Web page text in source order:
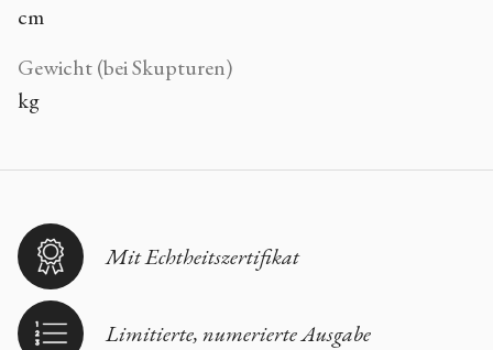
cm
Gewicht (bei Skupturen)
kg
Mit Echtheitszertifikat
Limitierte, numerierte Ausgabe